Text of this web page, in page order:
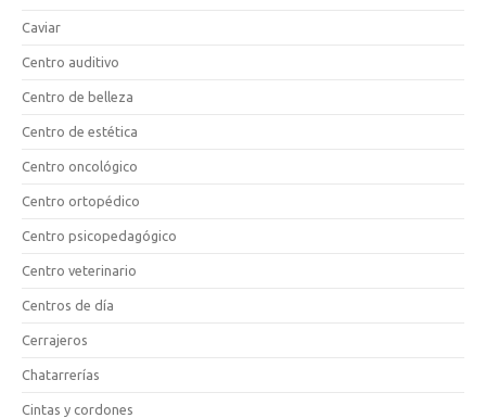
Caviar
Centro auditivo
Centro de belleza
Centro de estética
Centro oncológico
Centro ortopédico
Centro psicopedagógico
Centro veterinario
Centros de día
Cerrajeros
Chatarrerías
Cintas y cordones